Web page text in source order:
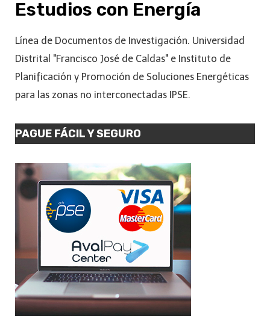
Estudios con Energía
Línea de Documentos de Investigación. Universidad
Distrital "Francisco José de Caldas" e Instituto de
Planificación y Promoción de Soluciones Energéticas
para las zonas no interconectadas IPSE.
PAGUE FÁCIL Y SEGURO